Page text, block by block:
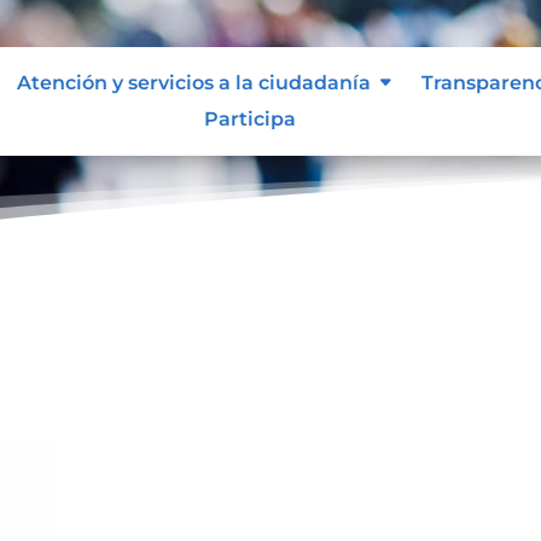
Atención y servicios a la ciudadanía
Participa